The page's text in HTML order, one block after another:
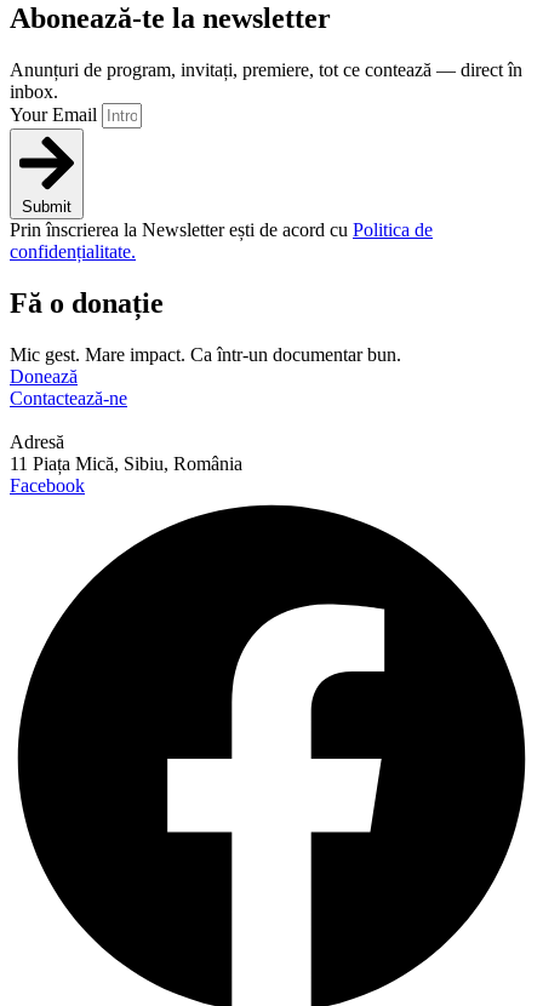
Abonează-te la newsletter
Anunțuri de program, invitați, premiere, tot ce contează — direct în
inbox.
Your Email
Submit
Prin înscrierea la Newsletter ești de acord cu Politica de
confidențialitate.
Fă o donație
Mic gest. Mare impact. Ca într-un documentar bun.
Donează
Contactează-ne
Adresă
11 Piața Mică, Sibiu, România
Facebook